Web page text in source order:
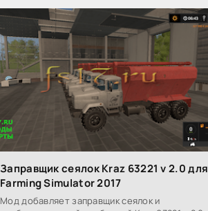
Заправщик сеялок Kraz 63221 v 2.0 для
Farming Simulator 2017
Мод добавляет заправщик сеялок и